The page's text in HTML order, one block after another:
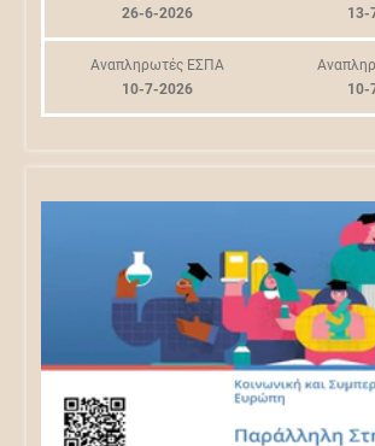
26-6-2026
13-
Αναπληρωτές ΕΣΠΑ
10-7-2026
10-